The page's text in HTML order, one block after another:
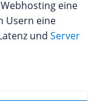
eine
Usern eine
und Server